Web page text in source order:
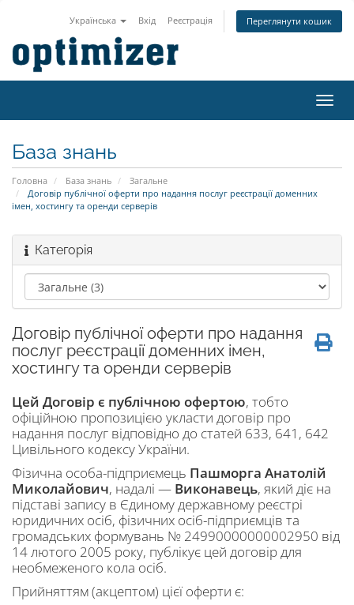
Українська Вхід Реєстрація Переглянути кошик
База знань
Головна База знань
Загальне
Договір публічної оферти про надання послуг реєстрації доменних
імен, хостингу та оренди серверів
Категорія
Договір публічної оферти про надання
послуг реєстрації доменних імен,
хостингу та оренди серверів
Цей Договір є публічною офертою, тобто
офіційною пропозицією укласти договір про
надання послуг відповідно до статей 633, 641, 642
Цивільного кодексу України.
Фізична особа-підприємець Пашморга Анатолій
Миколайович, надалі — Виконавець, який діє на
підставі запису в Єдиному державному реєстрі
юридичних осіб, фізичних осіб-підприємців та
громадських формувань № 24990000000002950 від
14 лютого 2005 року, публікує цей договір для
необмеженого кола осіб.
Прийняттям (акцептом) цієї оферти є: